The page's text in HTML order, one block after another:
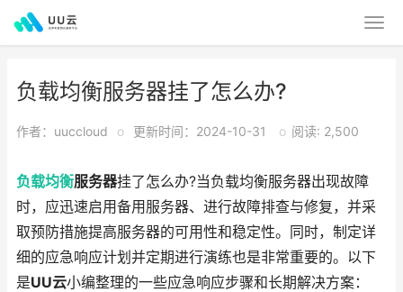
负载均衡服务器挂了怎么办?
作者：uuccloud o 更新时间：2024-10-31 o 阅读: 2,500
负载均衡服务器挂了怎么办?当负载均衡服务器出现故障
时，应迅速启用备用服务器、进行故障排查与修复，并采
取预防措施提高服务器的可用性和稳定性。同时，制定详
细的应急响应计划并定期进行演练也是非常重要的。以下
是UU云小编整理的一些应急响应步骤和长期解决方案：